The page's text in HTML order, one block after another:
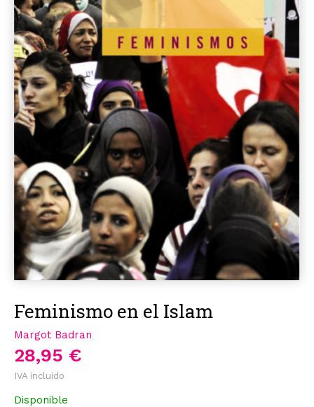
Feminismo en el Islam
Margot Badran
28,95 €
IVA incluido
Disponible